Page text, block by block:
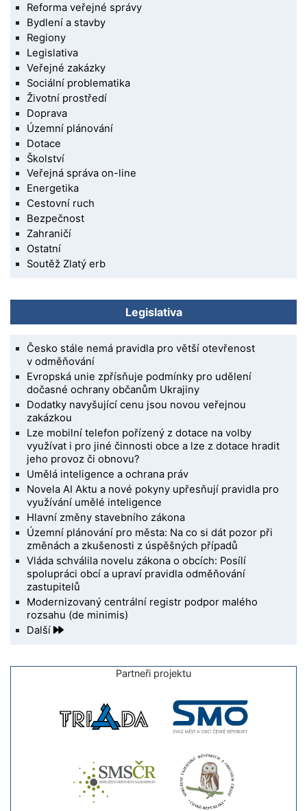
Reforma veřejné správy
Bydlení a stavby
Regiony
Legislativa
Veřejné zakázky
Sociální problematika
Životní prostředí
Doprava
Územní plánování
Dotace
Školství
Veřejná správa on-line
Energetika
Cestovní ruch
Bezpečnost
Zahraničí
Ostatní
Soutěž Zlatý erb
Legislativa
Česko stále nemá pravidla pro větší otevřenost
v odměňování
Evropská unie zpřísňuje podmínky pro udělení
dočasné ochrany občanům Ukrajiny
Dodatky navyšující cenu jsou novou veřejnou
zakázkou
Lze mobilní telefon pořízený z dotace na volby
využívat i pro jiné činnosti obce a lze z dotace hradit
jeho provoz či obnovu?
Umělá inteligence a ochrana práv
Novela AI Aktu a nové pokyny upřesňují pravidla pro
využívání umělé inteligence
Hlavní změny stavebního zákona
Územní plánování pro města: Na co si dát pozor při
změnách a zkušenosti z úspěšných případů
Vláda schválila novelu zákona o obcích: Posílí
spolupráci obcí a upraví pravidla odměňování
zastupitelů
Modernizovaný centrální registr podpor malého
rozsahu (de minimis)
Další
Partneři projektu